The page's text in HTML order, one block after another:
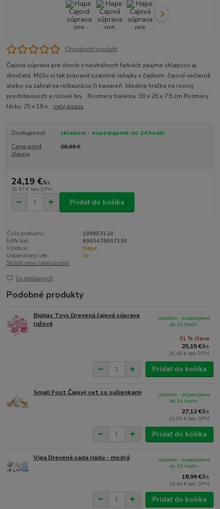
Ohodnotiť produkt
Čajová súprava pre dvoch v neutrálnych farbách zaujme chlapcov aj
dievčatá. Môžu si tak pripraviť ozajstné raňajky s čajíkom, čajový večierok
alebo sa zahrať na reštauráciu či kaviareň. Ideálna hračka na rozvoj
predstavivosti a rolové hry. Rozmery balenia: 30 x 26 x 7,5 cm Rozmery
tácky: 25 x 18 x... celý popis
Dostupnosť
skladom - expedujeme do 24 hodín
Cena pred
zľavou
26,99 €
24,19 €/ks
19,67 € bez DPH
Pridať do košíka
Číslo produktu:
1088E3124
EAN kód:
6943478007130
Výrobca:
Hape
Odporúčaný vek:
3+
Strážiť cenu / dostupnosť
Do obľúbených
Podobné produkty
Bigjigs Toys Drevená čajová súprava
ružová
31 % zľava
25,15 €/ks
20,45 € bez DPH
skladom - expedujeme
do 24 hodín
Pridať do košíka
Small Foot Čajový set so sušienkami
27,12 €/ks
22,05 € bez DPH
skladom - expedujeme
do 24 hodín
Pridať do košíka
Viga Drevená sada riadu - modrá
18,99 €/ks
15,44 € bez DPH
skladom - expedujeme
do 24 hodín
Pridať do košíka